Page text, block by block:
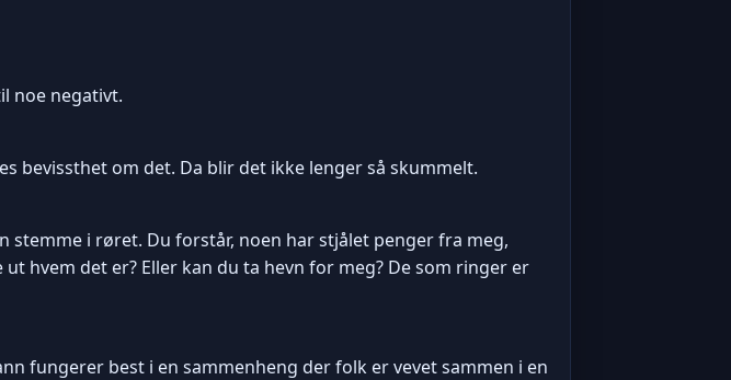
noe negativt.
bevissthet om det. Da blir det ikke lenger så skummelt.
i røret. Du forstår, noen har stjålet penger fra meg,
hvem det er? Eller kan du ta hevn for meg? De som ringer er
fungerer best i en sammenheng der folk er vevet sammen i en